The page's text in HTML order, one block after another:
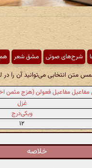
شرح‌های صوتی مشق شعر
متن انتخابی می‌توانید آن را
مفاعیل مفاعیل فعولن (هزج
غزل
ویکی‌درج
۱۲
خلاصه